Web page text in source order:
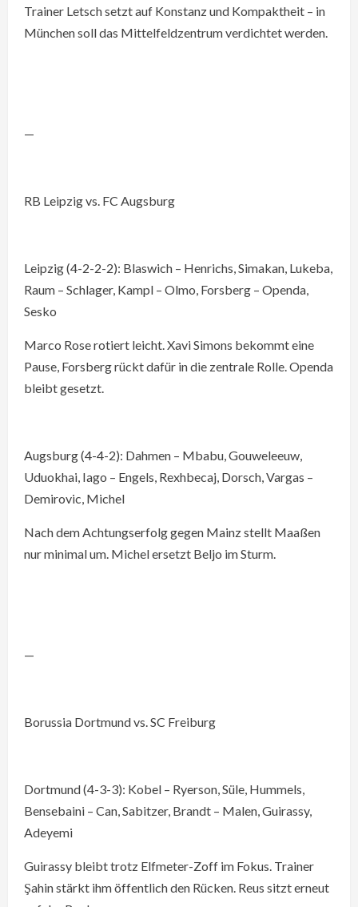
Trainer Letsch setzt auf Konstanz und Kompaktheit – in
München soll das Mittelfeldzentrum verdichtet werden.
—
RB Leipzig vs. FC Augsburg
Leipzig (4-2-2-2): Blaswich – Henrichs, Simakan, Lukeba,
Raum – Schlager, Kampl – Olmo, Forsberg – Openda,
Sesko
Marco Rose rotiert leicht. Xavi Simons bekommt eine
Pause, Forsberg rückt dafür in die zentrale Rolle. Openda
bleibt gesetzt.
Augsburg (4-4-2): Dahmen – Mbabu, Gouweleeuw,
Uduokhai, Iago – Engels, Rexhbecaj, Dorsch, Vargas –
Demirovic, Michel
Nach dem Achtungserfolg gegen Mainz stellt Maaßen
nur minimal um. Michel ersetzt Beljo im Sturm.
—
Borussia Dortmund vs. SC Freiburg
Dortmund (4-3-3): Kobel – Ryerson, Süle, Hummels,
Bensebaini – Can, Sabitzer, Brandt – Malen, Guirassy,
Adeyemi
Guirassy bleibt trotz Elfmeter-Zoff im Fokus. Trainer
Şahin stärkt ihm öffentlich den Rücken. Reus sitzt erneut